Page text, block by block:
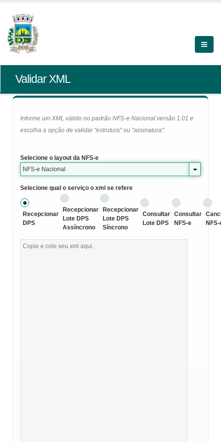
Validar XML
Informe um XML válido no padrão NFS-e Nacional versão 1.01 e
escolha a opção de validar "estrutura" ou "assinatura".
Selecione o layout da NFS-e
NFS-e Nacional
Selecione qual o serviço o xml se refere
Recepcionar
DPS
Recepcionar
Lote DPS
Assíncrono
Recepcionar
Lote DPS
Síncrono
Consultar
Lote DPS
Consultar
NFS-e
NFS-